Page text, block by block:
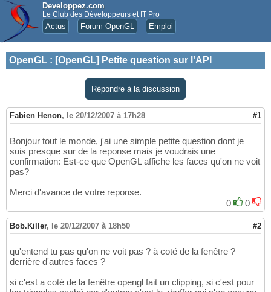
Developpez.com
Le Club des Développeurs et IT Pro
Actus Forum OpenGL Emploi
OpenGL : [OpenGL] Petite question sur l'API
Répondre à la discussion
Fabien Henon, le 20/12/2007 à 17h28 #1
Bonjour tout le monde, j'ai une simple petite question dont je
suis presque sur de la reponse mais je voudrais une
confirmation: Est-ce que OpenGL affiche les faces qu'on ne voit
pas?
Merci d'avance de votre reponse.
0
0
Bob.Killer, le 20/12/2007 à 18h50 #2
qu'entend tu pas qu'on ne voit pas ? à coté de la fenêtre ?
derrière d'autres faces ?
si c'est a coté de la fenêtre opengl fait un clipping, si c'est pour